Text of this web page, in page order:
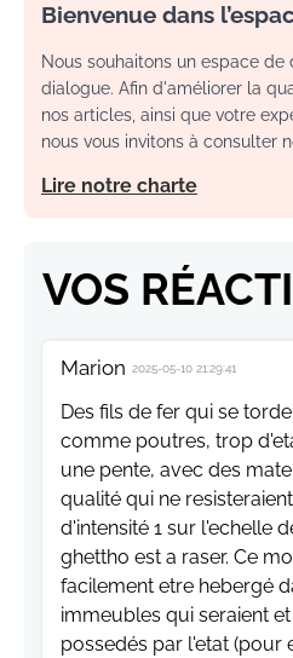
Bienvenue dans
Nous souhaitons un espace de
dialogue. Afin d'améliorer la
nos articles, ainsi que votre
nous vous invitons à consulter
Lire notre charte
VOS
Marion 2025-05-10 21:29:41
Des fils de fer qui se
comme poutres, trop
une pente, avec des
qualité qui ne
d'intensité 1 sur l'echelle
ghettho est a raser. Ce
facilement etre hebergé
immeubles qui seraient
possedés par l'etat (pour